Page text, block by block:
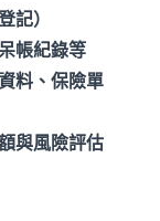
記）
帳紀錄等
料、保險單
與風險評估